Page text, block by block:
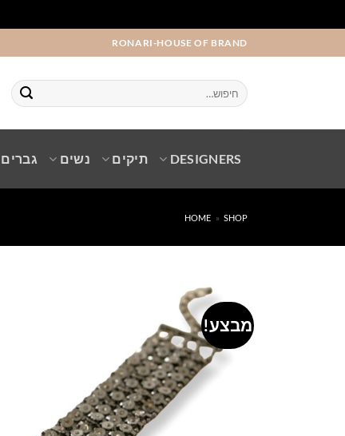
to
RONARI-HOUSE OF BRAND
חיפוש
עבור:
DESIGNERS תיקים נשים גברים
HOME » SHOP
מבצע!